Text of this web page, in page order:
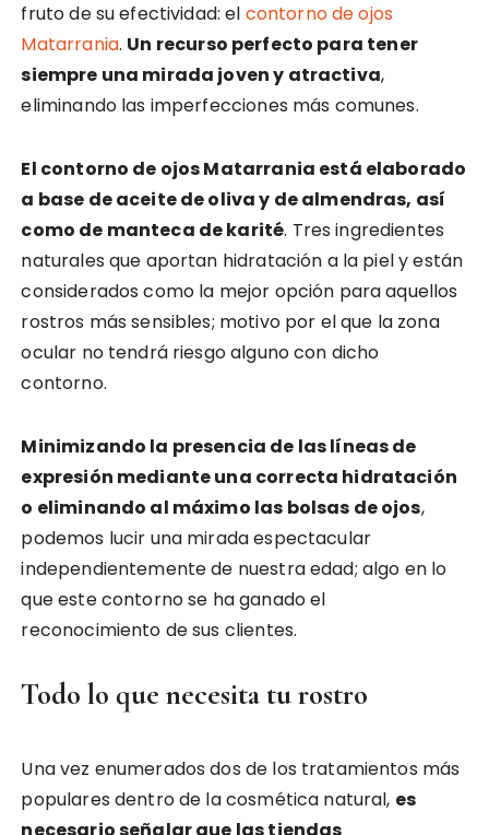
fruto de su efectividad: el contorno de ojos
Matarrania. Un recurso perfecto para tener
siempre una mirada joven y atractiva,
eliminando las imperfecciones más comunes.
El contorno de ojos Matarrania está elaborado
a base de aceite de oliva y de almendras, así
como de manteca de karité. Tres ingredientes
naturales que aportan hidratación a la piel y están
considerados como la mejor opción para aquellos
rostros más sensibles; motivo por el que la zona
ocular no tendrá riesgo alguno con dicho
contorno.
Minimizando la presencia de las líneas de
expresión mediante una correcta hidratación
o eliminando al máximo las bolsas de ojos,
podemos lucir una mirada espectacular
independientemente de nuestra edad; algo en lo
que este contorno se ha ganado el
reconocimiento de sus clientes.
Todo lo que necesita tu rostro
Una vez enumerados dos de los tratamientos más
populares dentro de la cosmética natural, es